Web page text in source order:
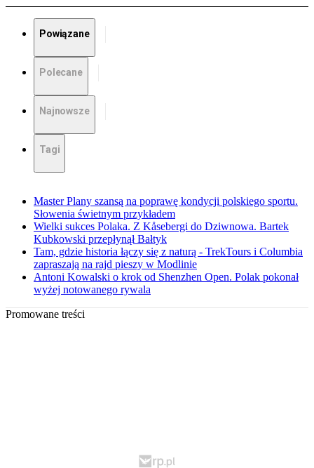
Powiązane
Polecane
Najnowsze
Tagi
Master Plany szansą na poprawę kondycji polskiego sportu.
Słowenia świetnym przykładem
Wielki sukces Polaka. Z Kåsebergi do Dziwnowa. Bartek
Kubkowski przepłynął Bałtyk
Tam, gdzie historia łączy się z naturą - TrekTours i Columbia
zapraszają na rajd pieszy w Modlinie
Antoni Kowalski o krok od Shenzhen Open. Polak pokonał
wyżej notowanego rywala
Promowane treści